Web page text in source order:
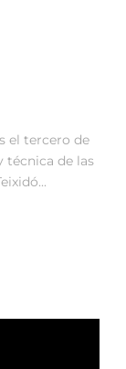
el tercero de
técnica de las